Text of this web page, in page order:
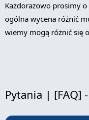
Każdorazowo prosimy
ogólna wycena różnić
wiemy mogą różnić się
Pytania | [FAQ]